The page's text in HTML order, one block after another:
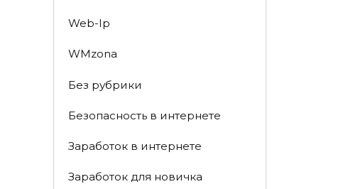
Web-Ip
WMzona
Без рубрики
Безопасность в интернете
Заработок в интернете
Заработок для новичка